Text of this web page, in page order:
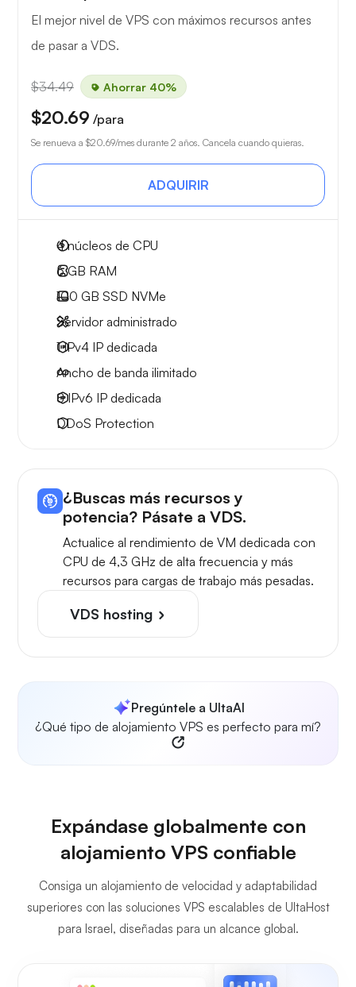
El mejor nivel de VPS con máximos recursos antes
de pasar a VDS.
$34.49 Ahorrar 40%
$20.69 /para
Se renueva a $20.69/mes durante 2 años. Cancela cuando quieras.
ADQUIRIR
4núcleos de CPU
6 GB RAM
100 GB SSD NVMe
Servidor administrado
1 IPv4 IP dedicada
Ancho de banda ilimitado
8 IPv6 IP dedicada
DDoS Protection
¿Buscas más recursos y
potencia? Pásate a VDS.
Actualice al rendimiento de VM dedicada con
CPU de 4,3 GHz de alta frecuencia y más
recursos para cargas de trabajo más pesadas.
VDS hosting
Pregúntele a UltaAI
¿Qué tipo de alojamiento VPS es perfecto para mí?
Expándase globalmente con
alojamiento VPS confiable
Consiga un alojamiento de velocidad y adaptabilidad
superiores con las soluciones VPS escalables de UltaHost
para Israel, diseñadas para un alcance global.